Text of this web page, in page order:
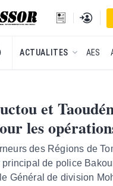
L'Essor - retour à la une
Se
PAGE D’ACCUEIL DE L'ESSOR
ACTUALITES AES
et
les
des Régions de
principal de police
Général de division